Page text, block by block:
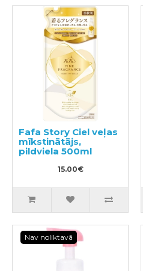
Fafa Story Ciel veļas
mīkstinātājs,
pildviela 500ml
15.00€
Nav noliktavā